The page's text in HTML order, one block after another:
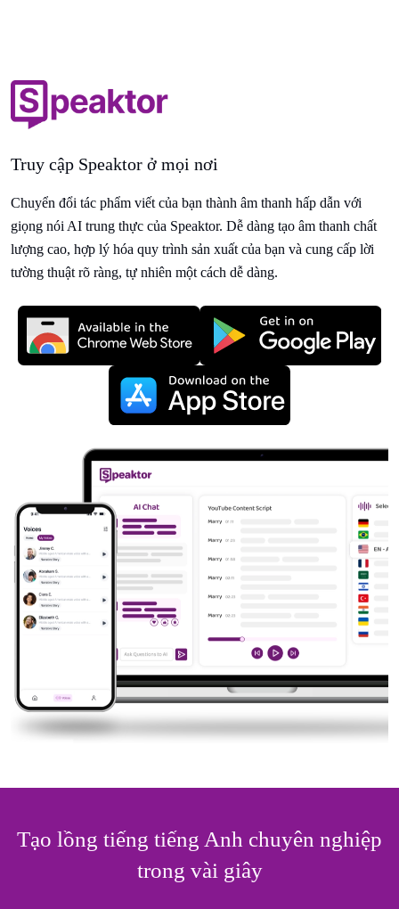
Truy cập Speaktor ở mọi nơi
Chuyển đổi tác phẩm viết của bạn thành âm thanh hấp dẫn với
giọng nói AI trung thực của Speaktor. Dễ dàng tạo âm thanh chất
lượng cao, hợp lý hóa quy trình sản xuất của bạn và cung cấp lời
tường thuật rõ ràng, tự nhiên một cách dễ dàng.
Tạo lồng tiếng tiếng Anh chuyên nghiệp
trong vài giây